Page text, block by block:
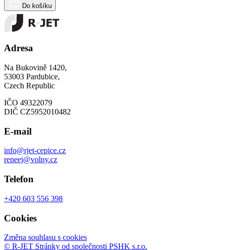
Do košíku
Adresa
Na Bukovině 1420,
53003 Pardubice,
Czech Republic
IČO 49322079
DIČ CZ5952010482
E-mail
info@rjet-cepice.cz
reneej@volny.cz
Telefon
+420 603 556 398
Cookies
Změna souhlasu s cookies
© R-JET Stránky od společnosti PSHK s.r.o.